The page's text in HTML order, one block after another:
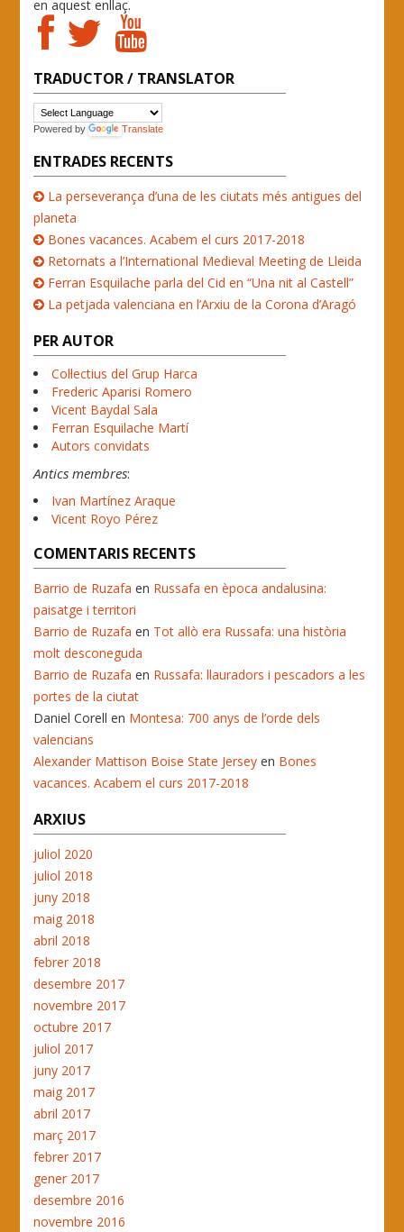
en aquest enllaç.
TRADUCTOR / TRANSLATOR
Powered by Translate
ENTRADES RECENTS
La perseverança d’una de les ciutats més antigues del
planeta
Bones vacances. Acabem el curs 2017-2018
Retornats a l’International Medieval Meeting de Lleida
Ferran Esquilache parla del Cid en “Una nit al Castell”
La petjada valenciana en l’Arxiu de la Corona d’Aragó
PER AUTOR
Col·lectius del Grup Harca
Frederic Aparisi Romero
Vicent Baydal Sala
Ferran Esquilache Martí
Autors convidats
Antics membres:
Ivan Martínez Araque
Vicent Royo Pérez
COMENTARIS RECENTS
Barrio de Ruzafa en Russafa en època andalusina:
paisatge i territori
Barrio de Ruzafa en Tot allò era Russafa: una història
molt desconeguda
Barrio de Ruzafa en Russafa: llauradors i pescadors a les
portes de la ciutat
Daniel Corell en Montesa: 700 anys de l’orde dels
valencians
Alexander Mattison Boise State Jersey en Bones
vacances. Acabem el curs 2017-2018
ARXIUS
juliol 2020
juliol 2018
juny 2018
maig 2018
abril 2018
febrer 2018
desembre 2017
novembre 2017
octubre 2017
juliol 2017
juny 2017
maig 2017
abril 2017
març 2017
febrer 2017
gener 2017
desembre 2016
novembre 2016